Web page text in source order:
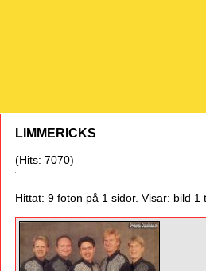
LIMMERICKS
(Hits: 7070)
Hittat: 9 foton på 1 sidor. Visar: bild 1